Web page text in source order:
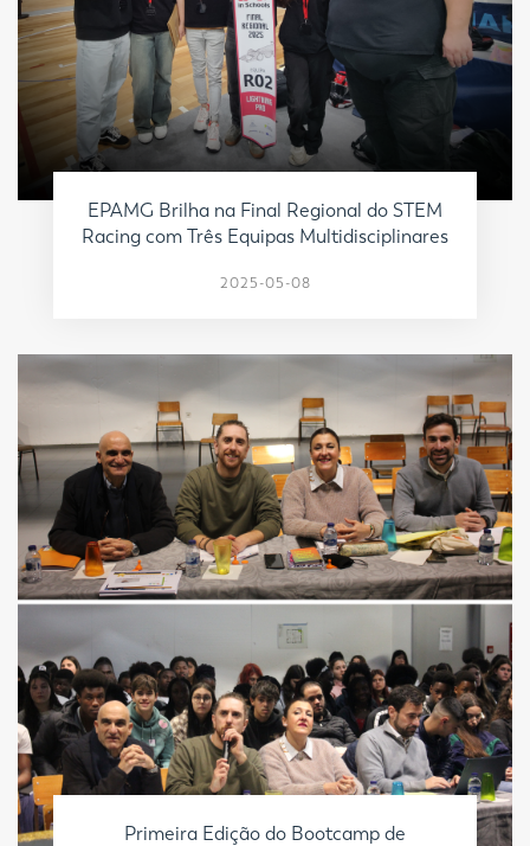
EPAMG Brilha na Final Regional do STEM
Racing com Três Equipas Multidisciplinares
2025-05-08
Primeira Edição do Bootcamp de